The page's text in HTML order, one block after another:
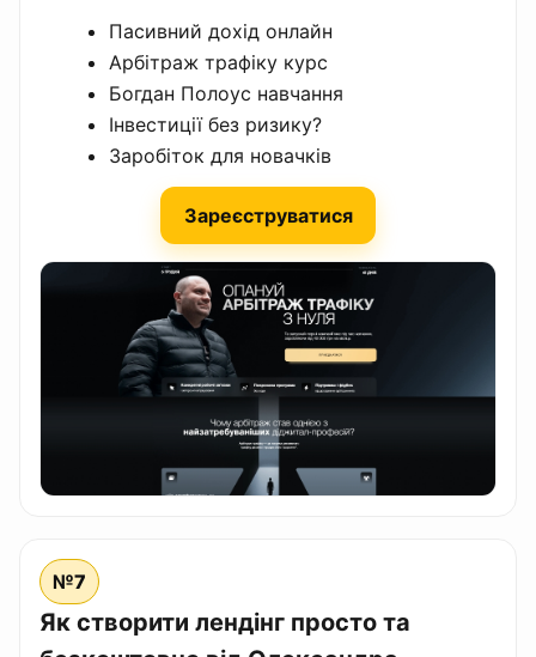
Пасивний дохід онлайн
Арбітраж трафіку курс
Богдан Полоус навчання
Інвестиції без ризику?
Заробіток для новачків
Зареєструватися
№7
Як створити лендінг просто та